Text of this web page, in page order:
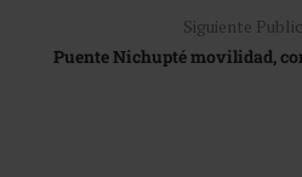
Siguiente
Puente Nichupté movilidad,